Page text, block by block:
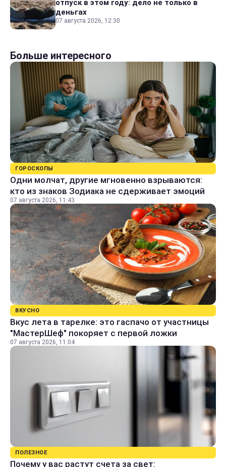
отпуск в этом году: дело не только в
деньгах
07 августа 2026, 12:30
Больше интересного
ГОРОСКОПЫ
Одни молчат, другие мгновенно взрываются:
кто из знаков Зодиака не сдерживает эмоций
07 августа 2026, 11:43
ВКУСНО
Вкус лета в тарелке: это гаспачо от участницы
"МастерШеф" покоряет с первой ложки
07 августа 2026, 11:04
ПОЛЕЗНОЕ
Почему у вас растут счета за свет: